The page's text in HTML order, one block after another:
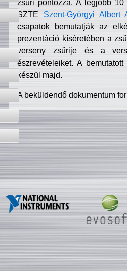
zsűri pontozza. A legjobb
SZTE Szent-Györgyi Albert
csapatok bemutatják az
prezentáció kíséretében a
verseny zsűrije és a
észrevételeiket. A
készül majd.
A beküldendő dokumentum